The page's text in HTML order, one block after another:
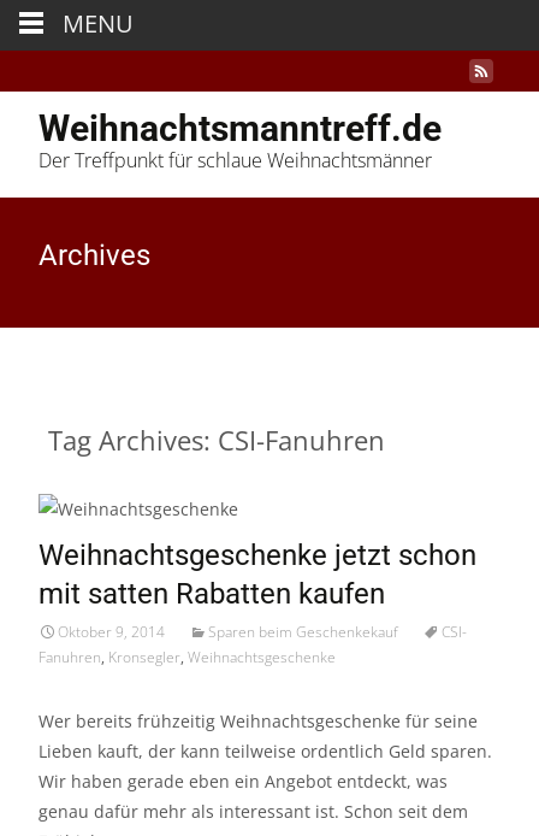
Weihnachtsmanntreff.de
Der Treffpunkt für schlaue Weihnachtsmänner
Archives
Tag Archives: CSI-Fanuhren
09
Weihnachtsgeschenke jetzt schon
mit satten Rabatten kaufen
Oktober 9, 2014 Sparen beim Geschenkekauf
CSI-
Fanuhren, Kronsegler, Weihnachtsgeschenke
Wer bereits frühzeitig Weihnachtsgeschenke für seine
Lieben kauft, der kann teilweise ordentlich Geld sparen.
Wir haben gerade eben ein Angebot entdeckt, was
genau dafür mehr als interessant ist. Schon seit dem
MENU